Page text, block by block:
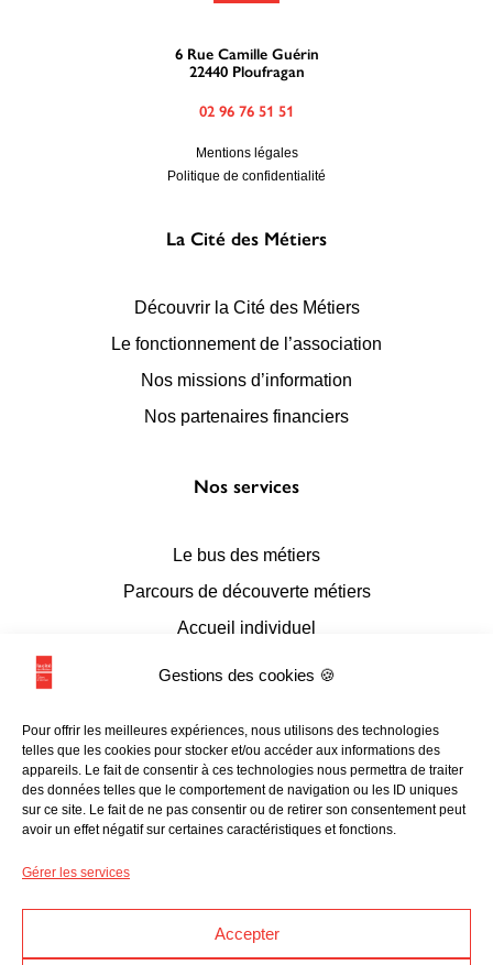
Gestions des cookies 🍪
Pour offrir les meilleures expériences, nous utilisons des technologies
telles que les cookies pour stocker et/ou accéder aux informations des
appareils. Le fait de consentir à ces technologies nous permettra de traiter
des données telles que le comportement de navigation ou les ID uniques
sur ce site. Le fait de ne pas consentir ou de retirer son consentement peut
avoir un effet négatif sur certaines caractéristiques et fonctions.
Gérer les services
Accepter
6 Rue Camille Guérin
22440 Ploufragan
02 96 76 51 51
Mentions légales
Politique de confidentialité
La Cité des Métiers
Découvrir la Cité des Métiers
Le fonctionnement de l’association
Nos missions d’information
Nos partenaires financiers
Nos services
Le bus des métiers
Parcours de découverte métiers
Accueil individuel
Accueil en conseil numérique
Espace documentaire et multimédia
L’accessibilité
Les liens utiles
Programmation
Ressources en ligne